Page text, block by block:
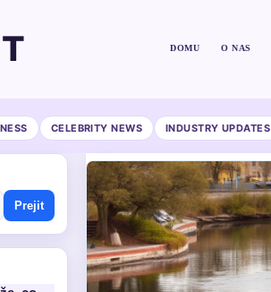
DOMU O NAS
CELEBRITY NEWS INDUSTRY UPDATES
Prejit